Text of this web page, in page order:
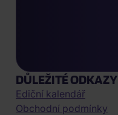
DŮLEŽITÉ ODKAZY
Ediční kalendář
Obchodní podmínky